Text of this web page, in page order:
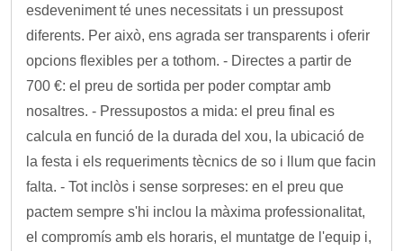
esdeveniment té unes necessitats i un pressupost
diferents. Per això, ens agrada ser transparents i oferir
opcions flexibles per a tothom. - Directes a partir de
700 €: el preu de sortida per poder comptar amb
nosaltres. - Pressupostos a mida: el preu final es
calcula en funció de la durada del xou, la ubicació de
la festa i els requeriments tècnics de so i llum que facin
falta. - Tot inclòs i sense sorpreses: en el preu que
pactem sempre s'hi inclou la màxima professionalitat,
el compromís amb els horaris, el muntatge de l'equip i,